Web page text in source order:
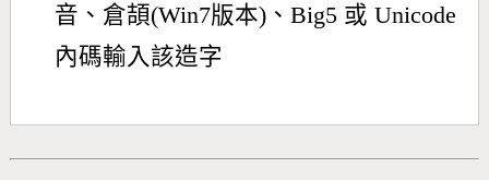
音、倉頡(Win7版本)、Big5 或 Unicode
內碼輸入該造字